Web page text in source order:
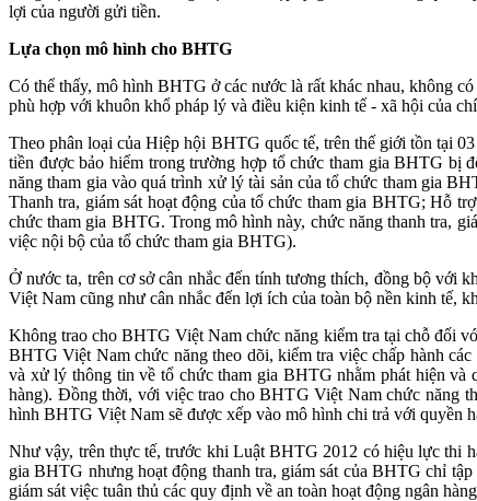
lợi của người gửi tiền.
Lựa chọn mô hình cho BHTG
Có thể thấy, mô hình BHTG ở các nước là rất khác nhau, không
phù hợp với khuôn khổ pháp lý và điều kiện kinh tế - xã hội của
Theo phân loại của Hiệp hội BHTG quốc tế, trên thế giới tồn tại
tiền được bảo hiểm trong trường hợp tổ chức tham gia BHTG bị
năng tham gia vào quá trình xử lý tài sản của tổ chức tham gia
Thanh tra, giám sát hoạt động của tổ chức tham gia BHTG; Hỗ
chức tham gia BHTG. Trong mô hình này, chức năng thanh tra,
việc nội bộ của tổ chức tham gia BHTG).
Ở nước ta, trên cơ sở cân nhắc đến tính tương thích, đồng bộ với
Việt Nam cũng như cân nhắc đến lợi ích của toàn bộ nền kinh
Không trao cho BHTG Việt Nam chức năng kiểm tra tại chỗ đối
BHTG Việt Nam chức năng theo dõi, kiểm tra việc chấp hành
và xử lý thông tin về tổ chức tham gia BHTG nhằm phát hiện
hàng). Đồng thời, với việc trao cho BHTG Việt Nam chức năng
hình BHTG Việt Nam sẽ được xếp vào mô hình chi trả với quyền
Như vậy, trên thực tế, trước khi Luật BHTG 2012 có hiệu lực thi
gia BHTG nhưng hoạt động thanh tra, giám sát của BHTG chỉ
giám sát việc tuân thủ các quy định về an toàn hoạt động ngân